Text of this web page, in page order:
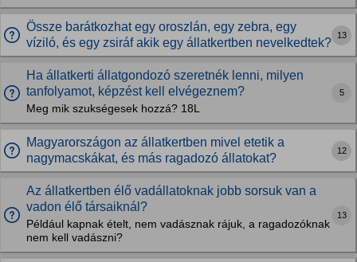
Össze barátkozhat egy oroszlán, egy zebra, egy
víziló, és egy zsiráf akik egy állatkertben nevelkedtek?
13
Ha állatkerti állatgondozó szeretnék lenni, milyen
tanfolyamot, képzést kell elvégeznem?
Meg mik szukségesek hozzá? 18L
5
Magyarországon az állatkertben mivel etetik a
nagymacskákat, és más ragadozó állatokat?
12
Az állatkertben élő vadállatoknak jobb sorsuk van a
vadon élő társaiknál?
Például kapnak ételt, nem vadásznak rájuk, a ragadozóknak
nem kell vadászni?
13